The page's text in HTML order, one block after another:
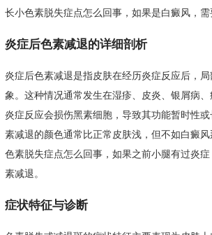
长小色素脱失症点怎么回事，如果是白癜风，需
炎症后色素减退的详细剖析
炎症后色素减退是指皮肤在经历炎症反应后，
象。这种情况通常发生在湿疹、皮炎、银屑病、
炎症反应会损伤黑素细胞，导致其功能暂时性
素减退的颜色通常比正常皮肤浅，但不如白癜
色素脱失症点怎么回事，如果之前小腿有过炎
素减退。
症状特征与诊断